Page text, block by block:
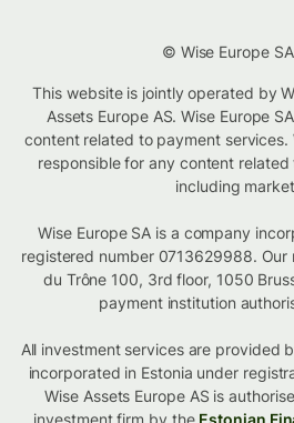
© Wise Europe
This website is jointly operated by
Assets Europe AS. Wise Europe
content related to payment services.
responsible for any content
including
Wise Europe SA is a company
registered number 0713629988. Our
du Trône 100, 3rd floor, 1050
payment institution
All investment services are provided
incorporated in Estonia under
Wise Assets Europe AS is
investment firm by the Estonian